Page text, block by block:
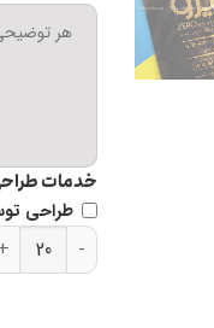
خدمات
طراحی
نایلون